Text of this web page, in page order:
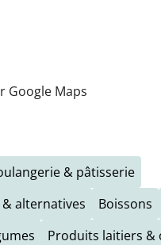
Google Maps
& pâtisserie
alternatives
Boissons
Produits laitiers